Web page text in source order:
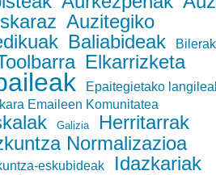
Auzitegiko
Baliabideak Bilerak
Elkarrizketa
Epaitegietako
Emaileen Komunitatea
Galizia
Herritarrak
Normalizazioa
eskubideak Idazkariak